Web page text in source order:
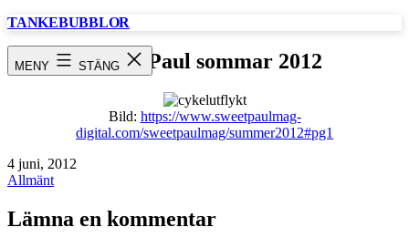
Hoppa
TANKEBUBBLOR
MENY STÄNG
Sweet Paul sommar 2012
Bild: https://www.sweetpaulmag-
digital.com/sweetpaulmag/summer2012#pg1
Publicerat
den
4 juni, 2012
Kategoriserat
Allmänt
Lämna en kommentar